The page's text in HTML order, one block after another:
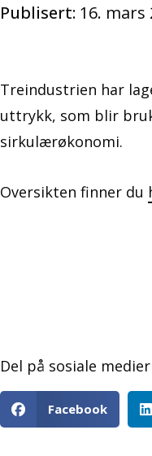
Publisert: 16. mars
Treindustrien har
uttrykk, som blir
sirkulærøkonomi.
Oversikten finner du
Del på sosiale medier
Facebook